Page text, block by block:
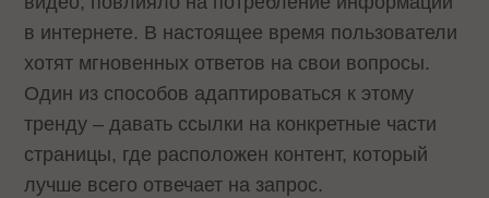
в интернете. В настоящее время пользователи
хотят мгновенных ответов на свои вопросы.
Один из способов адаптироваться к этому
тренду – давать ссылки на конкретные части
страницы, где расположен контент, который
лучше всего отвечает на запрос.